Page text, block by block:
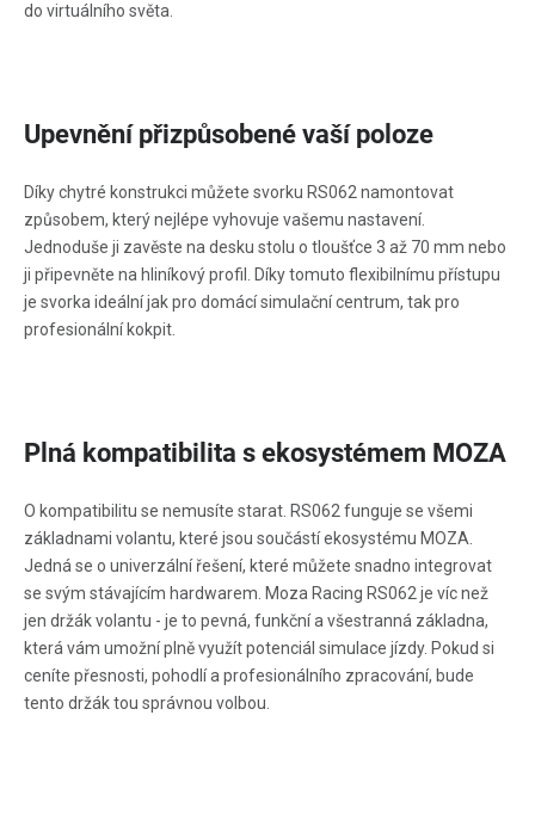
do virtuálního světa.
Upevnění přizpůsobené vaší poloze
Díky chytré konstrukci můžete svorku RS062 namontovat
způsobem, který nejlépe vyhovuje vašemu nastavení.
Jednoduše ji zavěste na desku stolu o tloušťce 3 až 70 mm nebo
ji připevněte na hliníkový profil. Díky tomuto flexibilnímu přístupu
je svorka ideální jak pro domácí simulační centrum, tak pro
profesionální kokpit.
Plná kompatibilita s ekosystémem MOZA
O kompatibilitu se nemusíte starat. RS062 funguje se všemi
základnami volantu, které jsou součástí ekosystému MOZA.
Jedná se o univerzální řešení, které můžete snadno integrovat
se svým stávajícím hardwarem. Moza Racing RS062 je víc než
jen držák volantu - je to pevná, funkční a všestranná základna,
která vám umožní plně využít potenciál simulace jízdy. Pokud si
ceníte přesnosti, pohodlí a profesionálního zpracování, bude
tento držák tou správnou volbou.